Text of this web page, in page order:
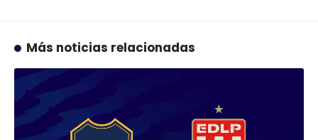
Más noticias relacionadas